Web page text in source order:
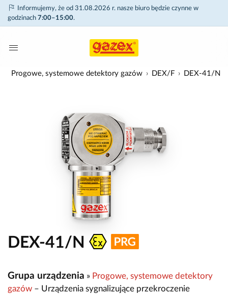
Informujemy, że od 31.08.2026 r. nasze biuro będzie czynne w
godzinach 7:00–15:00.
Progowe, systemowe detektory gazów DEX/F DEX-41/N
DEX-41/N
Grupa urządzenia » Progowe, systemowe detektory
gazów – Urządzenia sygnalizujące przekroczenie